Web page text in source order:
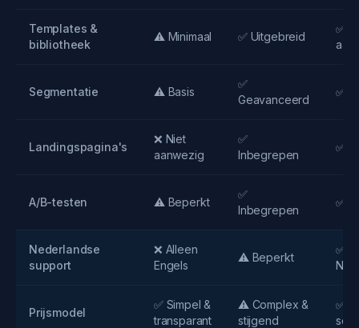
Templates &
bibliotheek
⚠️ Minimaal ✅ Uitgebreid
✅
Segmentatie ⚠️ Basis
✅
Geavanceerd
✅
Landingspagina's
❌ Niet
aanwezig
✅
Inbegrepen
✅
A/B-testen ⚠️ Beperkt
✅
Inbegrepen
✅
Nederlandse
support
❌ Alleen
Engels
⚠️ Beperkt
✅
Prijsmodel
✅ Simpel &
transparant
⚠️ Complex &
stijgend
✅